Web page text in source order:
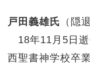
戸田義雄氏
（隠
18年11月5日逝
西聖書神学校卒